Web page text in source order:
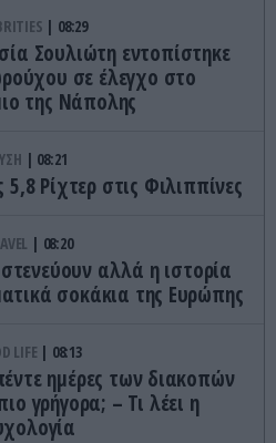
08:29
Σουλιώτη εντοπίστηκε
σε έλεγχο στο
της Νάπολης
08:21
Ρίχτερ στις Φιλιππίνες
08:20
αλλά η ιστορία
σοκάκια της Ευρώπης
LIFE 08:13
ημέρες των διακοπών
γρήγορα; – Τι λέει η